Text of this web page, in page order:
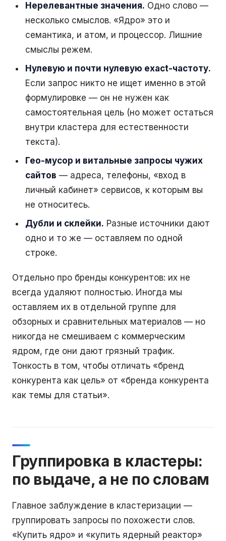
Нерелевантные значения. Одно слово —
несколько смыслов. «Ядро» это и
семантика, и атом, и процессор. Лишние
смыслы режем.
Нулевую и почти нулевую exact-частоту.
Если запрос никто не ищет именно в этой
формулировке — он не нужен как
самостоятельная цель (но может остаться
внутри кластера для естественности
текста).
Гео-мусор и витальные запросы чужих
сайтов — адреса, телефоны, «вход в
личный кабинет» сервисов, к которым вы
не относитесь.
Дубли и склейки. Разные источники дают
одно и то же — оставляем по одной
строке.
Отдельно про бренды конкурентов: их не
всегда удаляют полностью. Иногда мы
оставляем их в отдельной группе для
обзорных и сравнительных материалов — но
никогда не смешиваем с коммерческим
ядром, где они дают грязный трафик.
Тонкость в том, чтобы отличать «бренд
конкурента как цель» от «бренда конкурента
как темы для статьи».
Группировка в кластеры:
по выдаче, а не по словам
Главное заблуждение в кластеризации —
группировать запросы по похожести слов.
«Купить ядро» и «купить ядерный реактор»